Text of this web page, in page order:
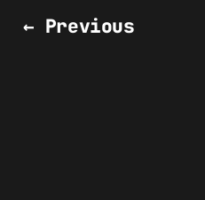
← Previous